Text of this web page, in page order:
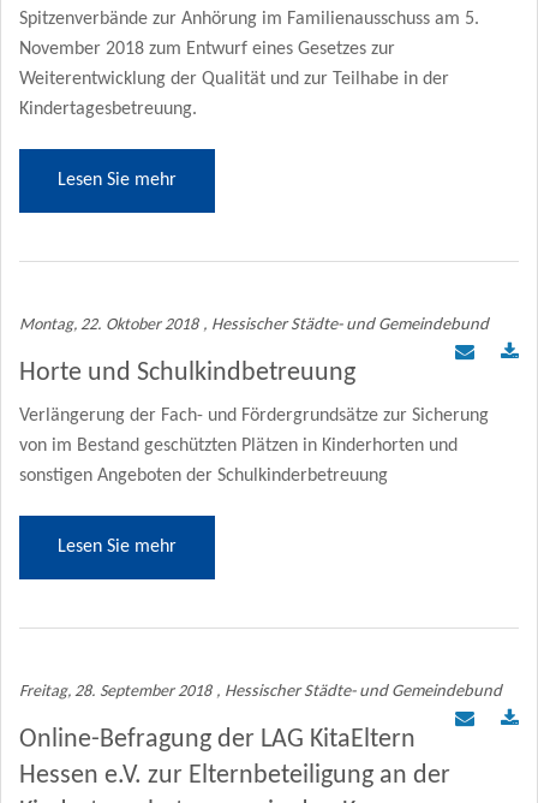
Spitzenverbände zur Anhörung im Familienausschuss am 5.
November 2018 zum Entwurf eines Gesetzes zur
Weiterentwicklung der Qualität und zur Teilhabe in der
Kindertagesbetreuung.
Lesen Sie mehr
Montag, 22. Oktober 2018 , Hessischer Städte- und Gemeindebund
Horte und Schulkindbetreuung
Verlängerung der Fach- und Fördergrundsätze zur Sicherung
von im Bestand geschützten Plätzen in Kinderhorten und
sonstigen Angeboten der Schulkinderbetreuung
Lesen Sie mehr
Freitag, 28. September 2018 , Hessischer Städte- und Gemeindebund
Online-Befragung der LAG KitaEltern
Hessen e.V. zur Elternbeteiligung an der